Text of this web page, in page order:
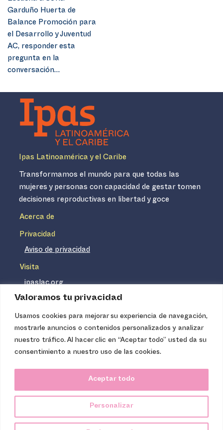
Valoramos tu privacidad
Usamos cookies para mejorar su experiencia de navegación,
mostrarle anuncios o contenidos personalizados y analizar
nuestro tráfico. Al hacer clic en “Aceptar todo” usted da su
consentimiento a nuestro uso de las cookies.
Personalizar
Aceptar todo
Garduño Huerta de
Balance Promoción para
el Desarrollo y Juventud
AC, responder esta
pregunta en la
conversación…
Ipas Latinoamérica y el Caribe
Transformamos el mundo para que todas las
mujeres y personas con capacidad de gestar tomen
decisiones reproductivas en libertad y goce
Acerca de
Privacidad
Aviso de privacidad
Visita
ipaslac.org
ipasmexico.org
Ipas no es un distribuidor de insumos médicos. Nuestros
servicios se concentran, entre otros, en la difusión de
técnica necesaria para proveer servicios de aborto seguro
de calidad. Los servicios que ofrecemos no tienen costo
carácter no lucrativo.